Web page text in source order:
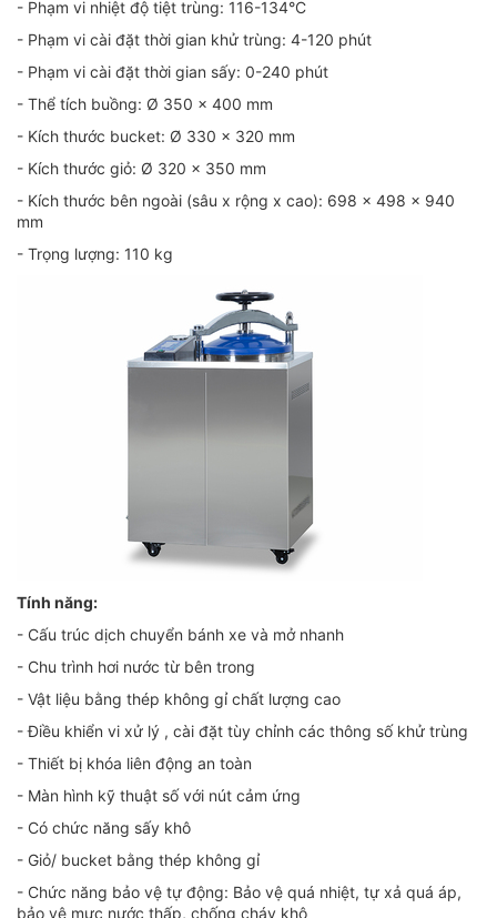
- Phạm vi nhiệt độ tiệt trùng: 116-134°C
- Phạm vi cài đặt thời gian khử trùng: 4-120 phút
- Phạm vi cài đặt thời gian sấy: 0-240 phút
- Thể tích buồng: Ø 350 x 400 mm
- Kích thước bucket: Ø 330 x 320 mm
- Kích thước giỏ: Ø 320 x 350 mm
- Kích thước bên ngoài (sâu x rộng x cao): 698 x 498 x 940
mm
- Trọng lượng: 110 kg
Tính năng:
- Cấu trúc dịch chuyển bánh xe và mở nhanh
- Chu trình hơi nước từ bên trong
- Vật liệu bằng thép không gỉ chất lượng cao
- Điều khiển vi xử lý , cài đặt tùy chỉnh các thông số khử trùng
- Thiết bị khóa liên động an toàn
- Màn hình kỹ thuật số với nút cảm ứng
- Có chức năng sấy khô
- Giỏ/ bucket bằng thép không gỉ
- Chức năng bảo vệ tự động: Bảo vệ quá nhiệt, tự xả quá áp,
bảo vệ mực nước thấp, chống cháy khô